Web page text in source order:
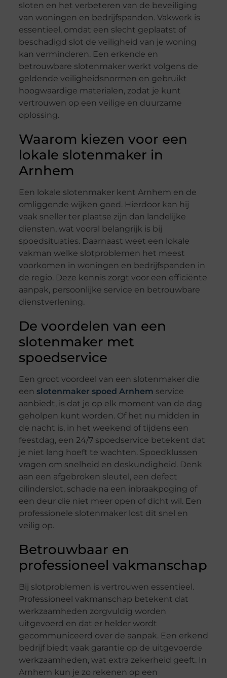
sloten en het verbeteren van de beveiliging
van woningen en bedrijfspanden. Vakwerk is
essentieel, omdat een slecht geplaatst of
beschadigd slot de veiligheid van je woning
kan verminderen. Een erkende en
betrouwbare slotenmaker werkt volgens de
geldende veiligheidsnormen en gebruikt
hoogwaardige materialen, zodat je kunt
vertrouwen op een veilige en duurzame
oplossing.
Waarom kiezen voor een
lokale slotenmaker in
Arnhem
Een lokale slotenmaker kent Arnhem en de
omliggende wijken goed. Hierdoor kan hij
vaak sneller ter plaatse zijn dan landelijke
diensten, wat vooral belangrijk is bij
spoedsituaties. Daarnaast weet een lokale
vakman welke slotproblemen het meest
voorkomen in woningen en bedrijfspanden in
de regio. Deze kennis zorgt voor een efficiënte
aanpak, persoonlijke service en betrouwbare
dienstverlening.
De voordelen van een
slotenmaker met
spoedservice
Een groot voordeel van een slotenmaker die
een slotenmaker spoed Arnhem service
aanbiedt, is dat je op elk moment van de dag
geholpen kunt worden. Of het nu midden in
de nacht is, in het weekend of tijdens een
feestdag, een 24/7 spoedservice betekent dat
je niet lang hoeft te wachten. Spoedklussen
vragen om snelheid en deskundigheid. Denk
aan een afgebroken sleutel, een defect
cilinderslot, schade na een inbraakpoging of
een deur die niet meer open of dicht wil. Een
professionele slotenmaker lost dit snel en
veilig op.
Betrouwbaar en
professioneel vakmanschap
Bij slotproblemen is vertrouwen essentieel.
Professioneel vakmanschap betekent dat
werkzaamheden zorgvuldig worden
uitgevoerd en dat er helder wordt
gecommuniceerd over de aanpak. Een erkend
bedrijf biedt vaak garantie op de uitgevoerde
werkzaamheden, wat extra zekerheid geeft. In
Arnhem kun je zo rekenen op een